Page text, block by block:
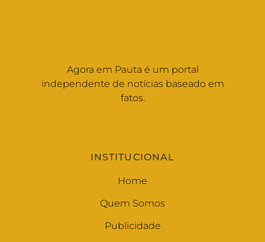
Agora em Pauta é um portal
independente de notícias baseado em
fatos.
INSTITUCIONAL
Home
Quem Somos
Publicidade